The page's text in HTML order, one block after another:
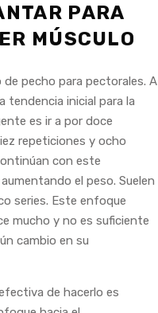
PARA
MÚSCULO
pecho para pectorales. A
tendencia inicial para la
es ir a por doce
repeticiones y ocho
con este
el peso. Suelen
series. Este enfoque
mucho y no es suficiente
cambio en su
de hacerlo es